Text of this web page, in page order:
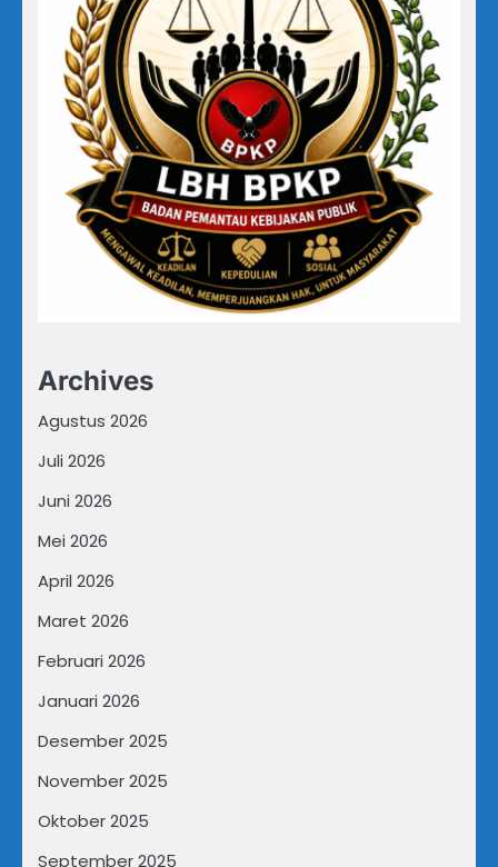
Archives
Agustus 2026
Juli 2026
Juni 2026
Mei 2026
April 2026
Maret 2026
Februari 2026
Januari 2026
Desember 2025
November 2025
Oktober 2025
September 2025